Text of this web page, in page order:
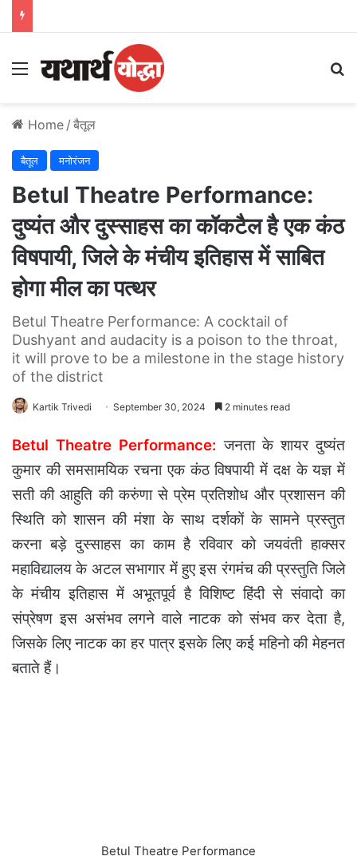
Menu
Home / बैतूल
बैतूल मनोरंजन
Betul Theatre Performance:
दुष्यंत और दुस्साहस का कॉकटैल है एक कंठ
विषपायी, जिले के मंचीय इतिहास में साबित
होगा मील का पत्थर
Betul Theatre Performance: A cocktail of
Dushyant and audacity is a poison to the throat,
it will prove to be a milestone in the stage history
of the district
Kartik Trivedi September 30, 2024 2 minutes read
Betul Theatre Performance: जनता के शायर दुष्यंत
कुमार की समसामयिक रचना एक कंठ विषपायी में दक्ष के यज्ञ में
सती की आहुति की करुंणा से प्रेम प्रतिशोध और प्रशासन की
स्थिति को शासन की मंशा के साथ दर्शकों के सामने प्रस्तुत
करना बड़े दुस्साहस का काम है रविवार को जयवंती हाक्सर
महाविद्यालय के अटल सभागार में हुए इस रंगमंच की प्रस्तुति जिले
के मंचीय इतिहास में अभूतपूर्व है विशिष्ट हिंदी से संवादो का
संप्रेषण इस असंभव लगने वाले नाटक को संभव कर देता है,
जिसके लिए नाटक का हर पात्र इसके लिए कई महिनो की मेहनत
बताते हैं।
Betul Theatre Performance